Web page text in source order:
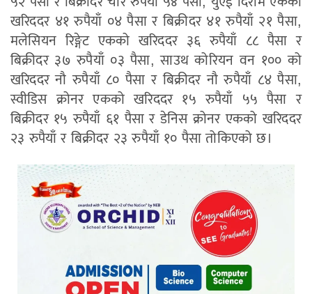
खरिददर ४१ रुपैयाँ ०४ पैसा र बिक्रीदर ४१ रुपैयाँ २१ पैसा,
मलेसियन रिङ्गेट एकको खरिददर ३६ रुपैयाँ ८८ पैसा र
बिक्रीदर ३७ रुपैयाँ ०३ पैसा, साउथ कोरियन वन १०० को
खरिददर नौ रुपैयाँ ८० पैसा र बिक्रीदर नौ रुपैयाँ ८४ पैसा,
स्वीडिस क्रोनर एकको खरिददर १५ रुपैयाँ ५५ पैसा र
बिक्रीदर १५ रुपैयाँ ६१ पैसा र डेनिस क्रोनर एकको खरिददर
२३ रुपैयाँ र बिक्रीदर २३ रुपैयाँ १० पैसा तोकिएको छ।